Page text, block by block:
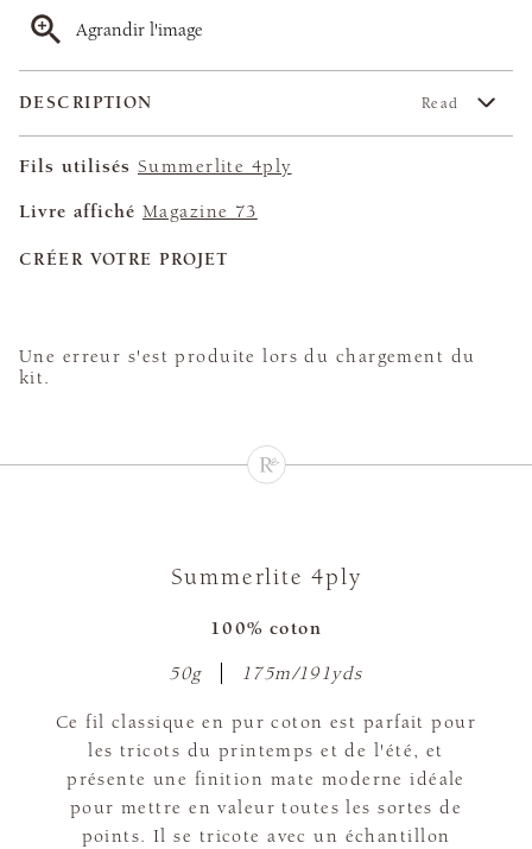
Agrandir l'image
DESCRIPTION Read
Fils utilisés Summerlite 4ply
Livre affiché Magazine 73
CRÉER VOTRE PROJET
Une erreur s'est produite lors du chargement du
kit.
Summerlite 4ply
100% coton
50g 175m/191yds
Ce fil classique en pur coton est parfait pour
les tricots du printemps et de l'été, et
présente une finition mate moderne idéale
pour mettre en valeur toutes les sortes de
points. Il se tricote avec un échantillon